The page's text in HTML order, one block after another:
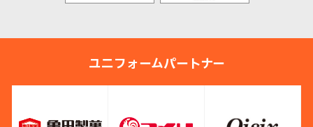
ユニフォームパートナー